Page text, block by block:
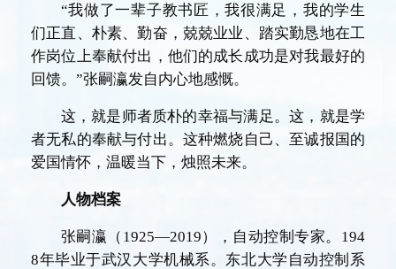
“我做了一辈子教书匠，我很满足，我的学生
们正直、朴素、勤奋，兢兢业业、踏实勤恳地在工
作岗位上奉献付出，他们的成长成功是对我最好的
回馈。”张嗣瀛发自内心地感慨。
这，就是师者质朴的幸福与满足。这，就是学
者无私的奉献与付出。这种燃烧自己、至诚报国的
爱国情怀，温暖当下，烛照未来。
人物档案
张嗣瀛（1925—2019），自动控制专家。194
8年毕业于武汉大学机械系。东北大学自动控制系